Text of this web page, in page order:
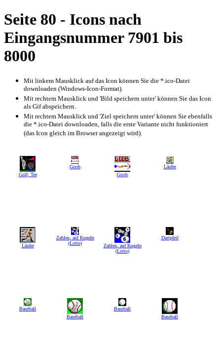
Seite 80 - Icons nach
Eingangsnummer 7901 bis
8000
Mit linkem Mausklick auf das Icon können Sie die *.ico-Datei
downloaden (Windows-Icon-Format).
Mit rechtem Mausklick und 'Bild speichern unter' können Sie das Icon
als Gif abspeichern.
Mit rechtem Mausklick und 'Ziel speichern unter' können Sie ebenfalls
die *.ico-Datei downloaden, falls die erste Variante nicht funktioniert
(das Icon gleich im Browser angezeigt wird).
Golf, Tee
Goob
Goob
Läufer
Läufer
Zahlen, auf Kugeln
(Lotto)
Zahlen, auf Kugeln
(Lotto)
Dartpfeil
Baseball
Baseball
Baseball
Baseball